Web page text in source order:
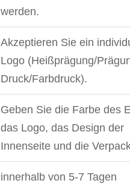
werden.
Akzeptieren Sie ein
Logo (Heißprägung/
Druck/Farbdruck).
Geben Sie die Farbe des
das Logo, das Design der
Innenseite und die
innerhalb von 5-7 Tagen